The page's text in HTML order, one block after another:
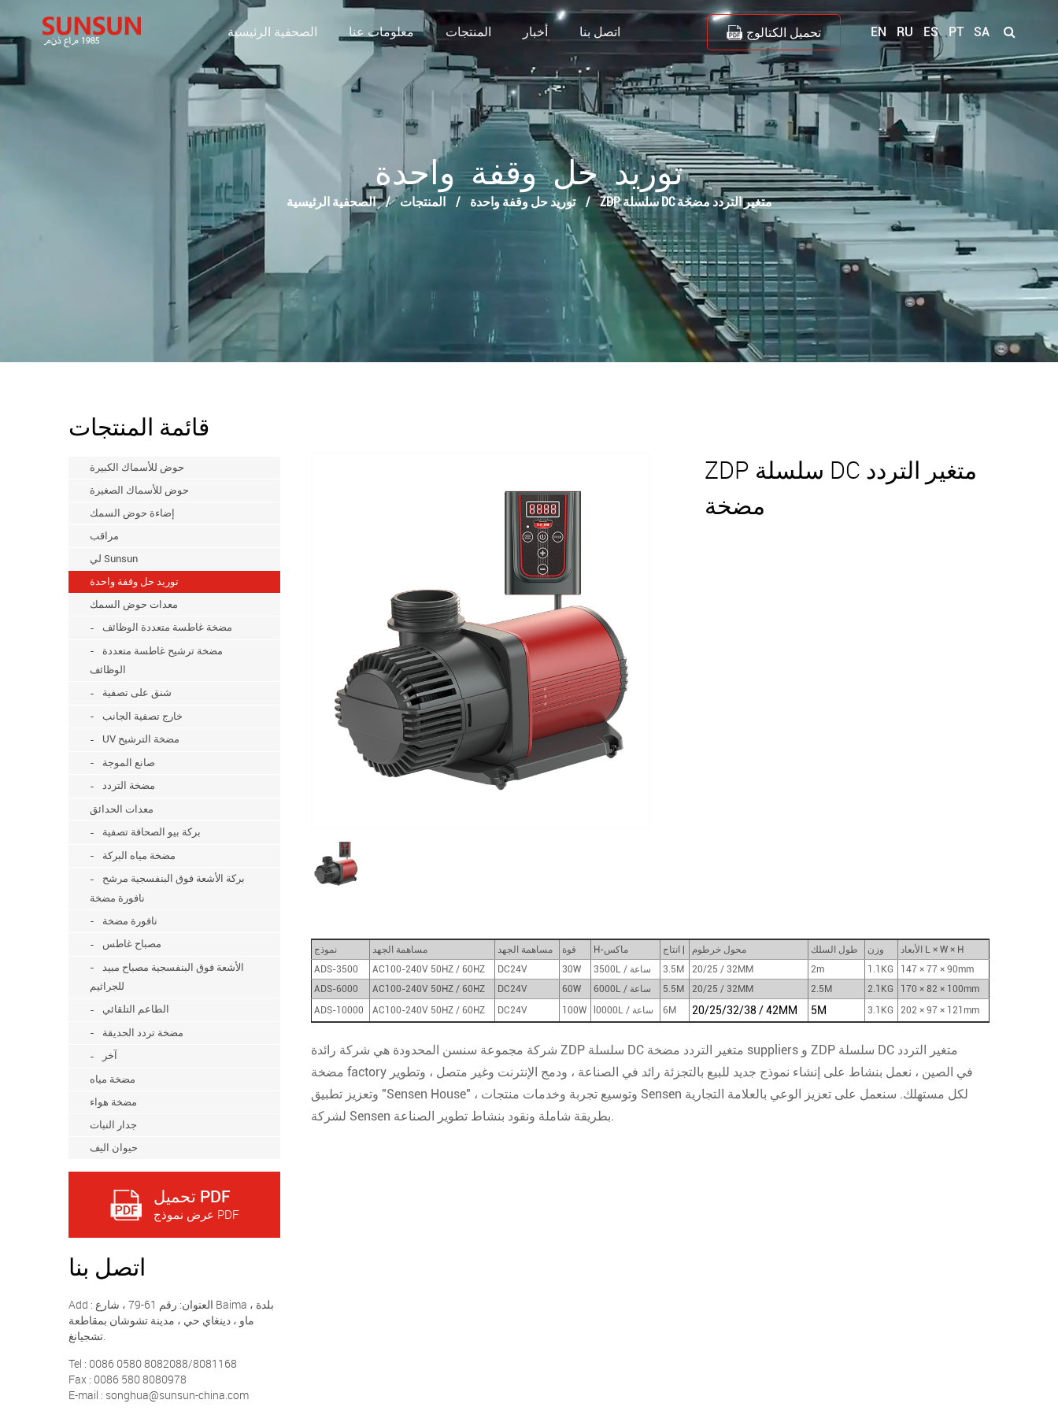
الصحفية الرئيسية معلومات عنا المنتجات أخبار اتصل بنا تحميل الكتالوج EN RU ES PT SA
توريد حل وقفة واحدة
الصحفية الرئيسية / المنتجات / توريد حل وقفة واحدة / ZDP سلسلة DC متغير التردد مضخة
قائمة المنتجات
حوض للأسماك الكبيرة
حوض للأسماك الصغيرة
إضاءة حوض السمك
مراقب
لي Sunsun
توريد حل وقفة واحدة
معدات حوض السمك
مضخة غاطسة متعددة الوظائف
مضخة ترشيح غاطسة متعددة
الوظائف
شنق على تصفية
خارج تصفية الجانب
UV مضخة الترشيح
صانع الموجة
مضخة التردد
معدات الحدائق
بركة بيو الصحافة تصفية
مضخة مياه البركة
بركة الأشعة فوق البنفسجية مرشح
نافورة مضخة
نافورة مضخة
مصباح غاطس
الأشعة فوق البنفسجية مصباح مبيد
للجراثيم
الطاعم التلقائي
مضخة تردد الحديقة
آخر
مضخة مياه
مضخة هواء
جدار النبات
حيوان اليف
تحميل PDF
عرض نموذج PDF
اتصل بنا
Add : العنوان: رقم 61-79 ، شارع Baima ، بلدة
ماو ، دينغاي حي ، مدينة تشوشان بمقاطعة
تشجيانغ.
Tel : 0086 0580 8082088/8081168
Fax : 0086 580 8080978
E-mail : songhua@sunsun-china.com
ZDP سلسلة DC متغير التردد
مضخة
نموذج مساهمة الجهد مساهمة الجهد قوة H-ماكس محول خرطوم طول السلك وزن
الأبعاد L × W × H
ADS-3500
AC100-240V 50HZ / 60HZ DC24V 30W 3500L / ساعة 3.5M 20/25 / 32MM 2m 1.1KG
147 × 77 × 90mm
ADS-6000
AC100-240V 50HZ / 60HZ DC24V 60W 6000L / ساعة 5.5M 20/25 / 32MM 2.5M 2.1KG
170 × 82 × 100mm
ADS-10000
AC100-240V 50HZ / 60HZ DC24V 100W l0000L / ساعة 6M 20/25/32/38 / 42MM 5M 3.1KG 202 × 97 × 121mm
ZDP سلسلة DC متغير التردد مضخة suppliers
ZDP سلسلة DC متغير التردد
مضخة factoryفي الصين ، نعمل بنشاط على إنشاء نموذج جديد للبيع بالتجزئة رائد في الصناعة ، ودمج الإنترنت وغير متصل ، وتطوير
وتعزيز تطبيق "Sensen House" ، وتوسيع تجربة وخدمات منتجات Sensen لكل مستهلك. سنعمل على تعزيز الوعي بالعلامة التجارية
لشركة Sensen بطريقة شاملة ونقود بنشاط تطوير الصناعة.